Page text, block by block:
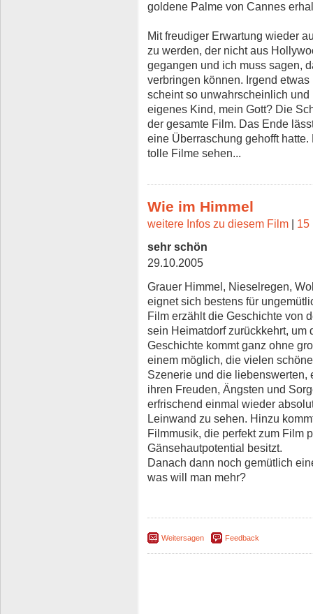
goldene Palme von Cannes
Mit freudiger Erwartung wieder
zu werden, der nicht aus
gegangen und ich muss sagen,
verbringen können. Irgend
scheint so unwahrscheinlich
eigenes Kind, mein Gott? Die
der gesamte Film. Das Ende
eine Überraschung gehofft
tolle Filme sehen...
Wie im Himmel
weitere Infos zu diesem Film | 15
sehr schön
29.10.2005
Grauer Himmel, Nieselregen,
eignet sich bestens für
Film erzählt die Geschichte von
sein Heimatdorf zurückkehrt, um
Geschichte kommt ganz ohne
einem möglich, die vielen
Szenerie und die liebenswerten,
ihren Freuden, Ängsten und
erfrischend einmal wieder
Leinwand zu sehen. Hinzu
Filmmusik, die perfekt zum Film
Gänsehautpotential besitzt.
Danach dann noch gemütlich
was will man mehr?
Weitersagen Feedback